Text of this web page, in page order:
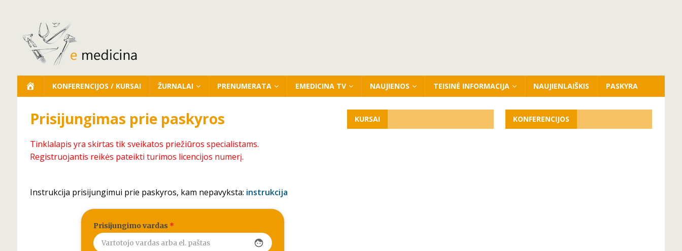
KONFERENCIJOS / KURSAI ŽURNALAI PRENUMERATA EMEDICINA TV NAUJIENOS TEISINĖ INFORMACIJA NAUJIENLAIŠKIS PASKYRA
Prisijungimas prie paskyros
Tinklalapis yra skirtas tik sveikatos priežiūros specialistams.
Registruojantis reikės pateikti turimos licencijos numerį.
Instrukcija prisijungimui prie paskyros, kam nepavyksta: instrukcija
Prisijungimo vardas *
face
KURSAI KONFERENCIJOS